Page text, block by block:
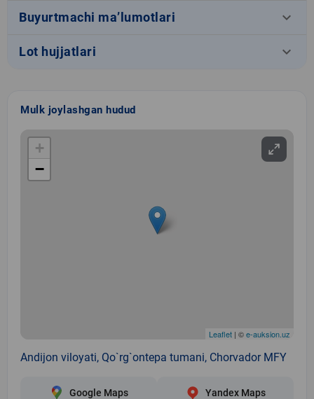
Buyurtmachi ma’lumotlari keyboard_arrow_down
Lot hujjatlari keyboard_arrow_down
Mulk joylashgan hudud
+
−
Leaflet | ©e-auksion.uz
Andijon viloyati, Qo`rg`ontepa tumani, Chorvador MFY
Google Maps Yandex Maps